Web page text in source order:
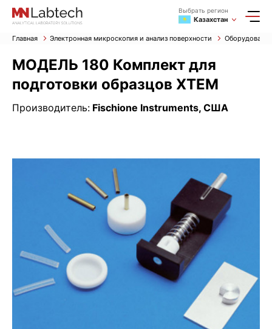
Выбрать регион
Казахстан
Главная Электронная микроскопия и анализ поверхности
МОДЕЛЬ 180 Комплект для
подготовки образцов XTEM
Производитель: Fischione Instruments, США